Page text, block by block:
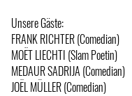
Unsere Gäste:
FRANK RICHTER (Comedian)
MOËT LIECHTI (Slam Poetin)
MEDAUR SADRIJA (Comedian)
JOËL MÜLLER (Comedian)